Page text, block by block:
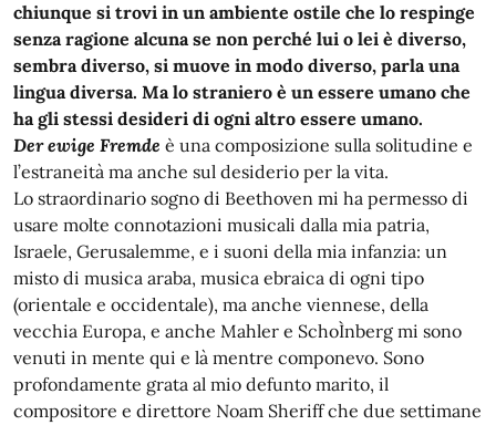
chiunque si trovi in un ambiente ostile che lo respinge
senza ragione alcuna se non perché lui o lei è diverso,
sembra diverso, si muove in modo diverso, parla una
lingua diversa. Ma lo straniero è un essere umano che
ha gli stessi desideri di ogni altro essere umano.
Der ewige Fremde è una composizione sulla solitudine e
l’estraneità ma anche sul desiderio per la vita.
Lo straordinario sogno di Beethoven mi ha permesso di
usare molte connotazioni musicali dalla mia patria,
Israele, Gerusalemme, e i suoni della mia infanzia: un
misto di musica araba, musica ebraica di ogni tipo
(orientale e occidentale), ma anche viennese, della
vecchia Europa, e anche Mahler e SchoÌnberg mi sono
venuti in mente qui e là mentre componevo. Sono
profondamente grata al mio defunto marito, il
compositore e direttore Noam Sheriff che due settimane